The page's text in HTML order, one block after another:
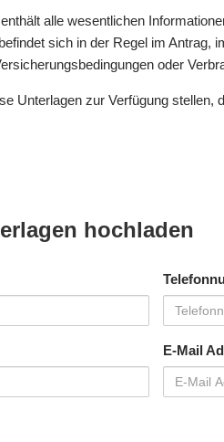
alle wesentlichen
sich in der Regel im Antrag,
oder
Unterlagen zur Verfügung stellen,
hochladen
E-Mail